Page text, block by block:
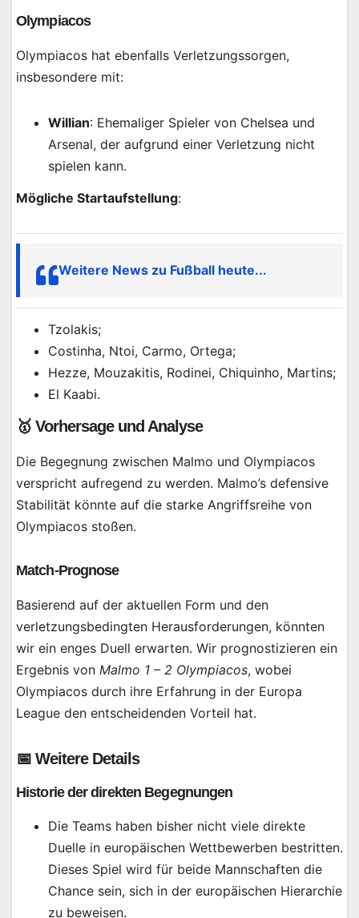
Olympiacos
Olympiacos hat ebenfalls Verletzungssorgen,
insbesondere mit:
Willian: Ehemaliger Spieler von Chelsea und
Arsenal, der aufgrund einer Verletzung nicht
spielen kann.
Mögliche Startaufstellung:
Weitere News zu Fußball heute...
Tzolakis;
Costinha, Ntoi, Carmo, Ortega;
Hezze, Mouzakitis, Rodinei, Chiquinho, Martins;
El Kaabi.
🥇 Vorhersage und Analyse
Die Begegnung zwischen Malmo und Olympiacos
verspricht aufregend zu werden. Malmo’s defensive
Stabilität könnte auf die starke Angriffsreihe von
Olympiacos stoßen.
Match-Prognose
Basierend auf der aktuellen Form und den
verletzungsbedingten Herausforderungen, könnten
wir ein enges Duell erwarten. Wir prognostizieren ein
Ergebnis von Malmo 1 – 2 Olympiacos, wobei
Olympiacos durch ihre Erfahrung in der Europa
League den entscheidenden Vorteil hat.
📅 Weitere Details
Historie der direkten Begegnungen
Die Teams haben bisher nicht viele direkte
Duelle in europäischen Wettbewerben bestritten.
Dieses Spiel wird für beide Mannschaften die
Chance sein, sich in der europäischen Hierarchie
zu beweisen.